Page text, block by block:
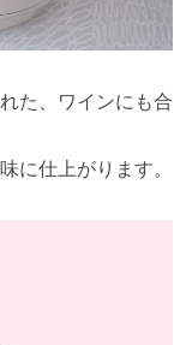
た、ワインにも合
に仕上がります。